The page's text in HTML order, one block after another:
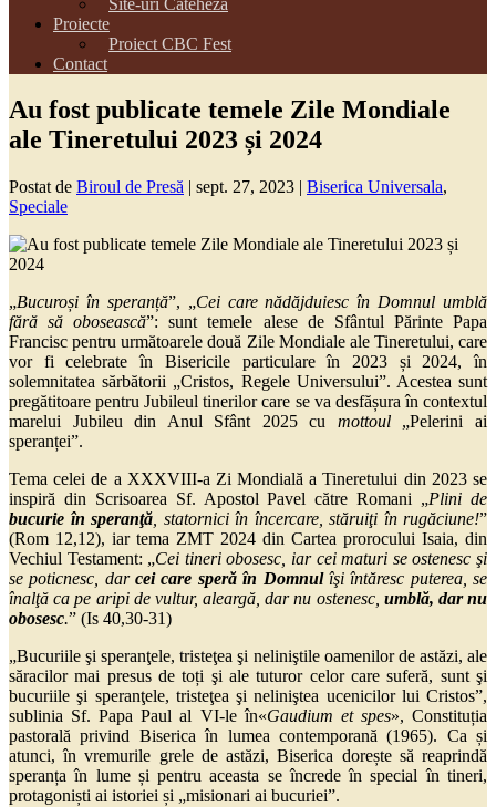
Proiecte
Proiect CBC Fest
Contact
Au fost publicate temele Zile Mondiale
ale Tineretului 2023 și 2024
Postat de Biroul de Presă | sept. 27, 2023 | Biserica Universala,
Speciale
„Bucuroși în speranță”, „Cei care nădăjduiesc în Domnul umblă
fără să obosească”: sunt temele alese de Sfântul Părinte Papa
Francisc pentru următoarele două Zile Mondiale ale Tineretului, care
vor fi celebrate în Bisericile particulare în 2023 și 2024, în
solemnitatea sărbătorii „Cristos, Regele Universului”. Acestea sunt
pregătitoare pentru Jubileul tinerilor care se va desfășura în contextul
marelui Jubileu din Anul Sfânt 2025 cu mottoul„Pelerini ai
speranței”.
Tema celei de a XXXVIII-a Zi Mondială a Tineretului din 2023 se
inspiră din Scrisoarea Sf. Apostol Pavel către Romani „Plini de
bucurie în speranţă , statornici în încercare, stăruiţi în rugăciune!”
(Rom 12,12), iar tema ZMT 2024 din Cartea prorocului Isaia, din
Vechiul Testament: „Cei tineri obosesc, iar cei maturi se ostenesc şi
se poticnesc, darcei care speră în Domnul îşi întăresc puterea, se
înalţă ca pe aripi de vultur, aleargă, dar nu ostenesc, umblă, dar nu
obosesc.” (Is 40,30-31)
„Bucuriile şi speranţele, tristeţea şi neliniştile oamenilor de astăzi, ale
săracilor mai presus de toți şi ale tuturor celor care suferă, sunt şi
bucuriile şi speranţele, tristeţea şi neliniştea ucenicilor lui Cristos”,
sublinia Sf. Papa Paul al VI-le în«Gaudium et spes», Constituția
pastorală privind Biserica în lumea contemporană (1965). Ca și
atunci, în vremurile grele de astăzi, Biserica dorește să reaprindă
speranța în lume și pentru aceasta se încrede în special în tineri,
protagoniști ai istoriei și „misionari ai bucuriei”.